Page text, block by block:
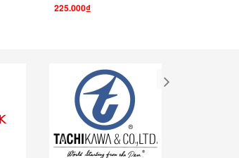
225.000₫